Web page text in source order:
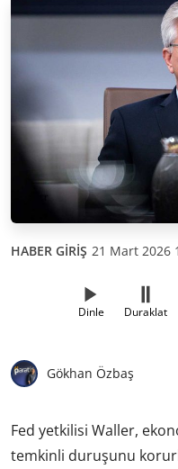
HABER GİRİŞ 21 Mart 2026
Dinle Duraklat
Gökhan Özbaş
Fed yetkilisi Waller,
temkinli duruşunu